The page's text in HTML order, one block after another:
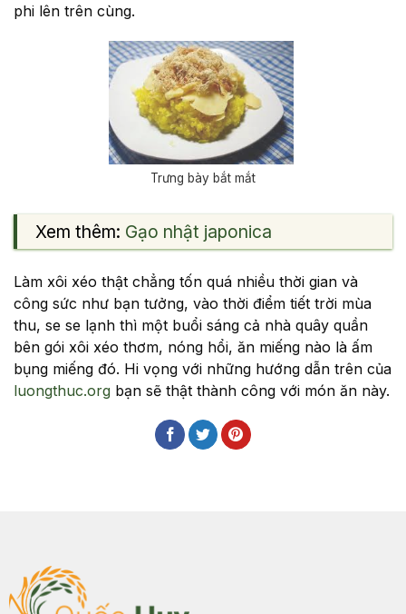
phi lên trên cùng.
Trưng bày bắt mắt
Xem thêm: Gạo nhật japonica
Làm xôi xéo thật chẳng tốn quá nhiều thời gian và
công sức như bạn tưởng, vào thời điểm tiết trời mùa
thu, se se lạnh thì một buổi sáng cả nhà quây quần
bên gói xôi xéo thơm, nóng hổi, ăn miếng nào là ấm
bụng miếng đó. Hi vọng với những hướng dẫn trên của
luongthuc.org bạn sẽ thật thành công với món ăn này.